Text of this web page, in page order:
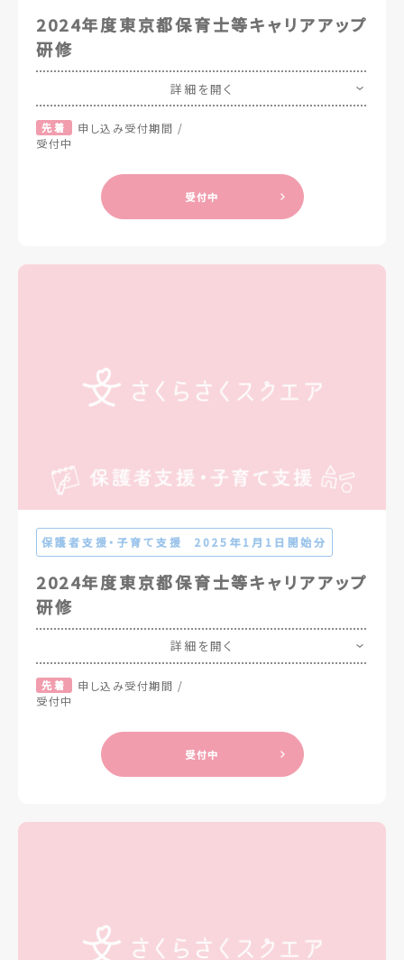
2024年度東京都保育士等キャリアアップ
研修
詳細を開く
先着
申し込み受付期間 /
受付中
受付中
2024年度東京都保育士等キャリアアップ
研修
保護者支援・子育て支援 2025年1月1日開始分
詳細を開く
先着
申し込み受付期間 /
受付中
受付中